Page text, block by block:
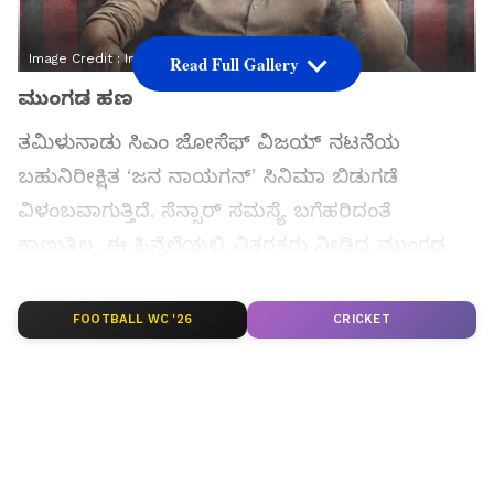
Image Credit :Instagram
ಮುಂಗಡ ಹಣ
ತಮಿಳುನಾಡು ಸಿಎಂ ಜೋಸೆಫ್‌ ವಿಜಯ್‌ ನಟನೆಯ
ಬಹುನಿರೀಕ್ಷಿತ ‘ಜನ ನಾಯಗನ್‌’ ಸಿನಿಮಾ ಬಿಡುಗಡೆ
ವಿಳಂಬವಾಗುತ್ತಿದೆ. ಸೆನ್ಸಾರ್‌ ಸಮಸ್ಯೆ ಬಗೆಹರಿದಂತೆ
ಮುಂದಾಗಿದೆ.
Read Full Gallery
FOOTBALL WC '26 CRICKET